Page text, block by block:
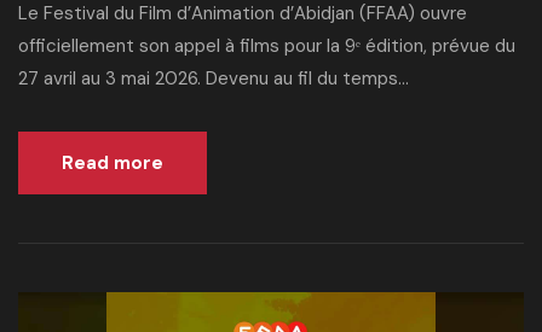
Le Festival du Film d’Animation d’Abidjan (FFAA) ouvre
officiellement son appel à films pour la 9ᵉ édition, prévue du
27 avril au 3 mai 2026. Devenu au fil du temps...
Read more